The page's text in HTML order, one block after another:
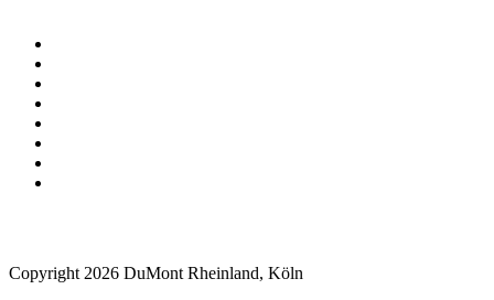
Copyright 2026 DuMont Rheinland, Köln